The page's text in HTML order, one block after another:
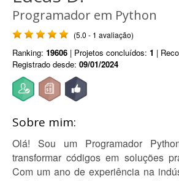
Programador em Python
(5.0 - 1 avaliação)
Ranking: 19606 | Projetos concluídos: 1 |
Registrado desde: 09/01/2024
Sobre mim:
Olá! Sou um Programador
transformar códigos em soluções
Com um ano de experiência na